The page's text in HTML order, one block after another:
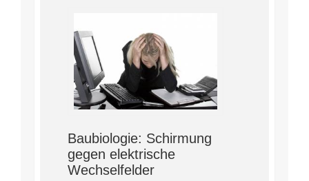
Baubiologie: Schirmung
gegen elektrische
Wechselfelder